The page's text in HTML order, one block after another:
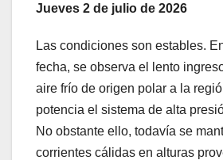
Jueves 2 de julio de 2026
Las condiciones son estables.
fecha, se observa el lento
aire frío de origen polar a la
potencia el sistema de alta
No obstante ello, todavía se
corrientes cálidas en alturas